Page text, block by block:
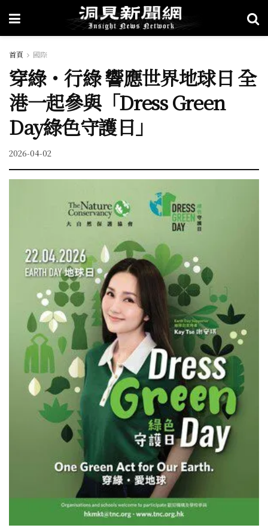
首頁 國際
穿綠・行綠 響應世界地球日 全
港一起參與「Dress Green
Day綠色守護日」
2026-04-02